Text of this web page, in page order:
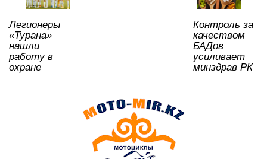
Легионеры
«Турана»
нашли
работу в
охране
Контроль за
качеством
БАДов
усиливает
минздрав РК